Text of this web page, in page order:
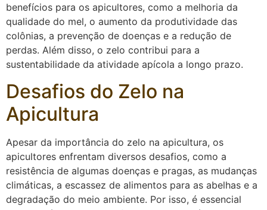
benefícios para os apicultores, como a melhoria da
qualidade do mel, o aumento da produtividade das
colônias, a prevenção de doenças e a redução de
perdas. Além disso, o zelo contribui para a
sustentabilidade da atividade apícola a longo prazo.
Desafios do Zelo na
Apicultura
Apesar da importância do zelo na apicultura, os
apicultores enfrentam diversos desafios, como a
resistência de algumas doenças e pragas, as mudanças
climáticas, a escassez de alimentos para as abelhas e a
degradação do meio ambiente. Por isso, é essencial